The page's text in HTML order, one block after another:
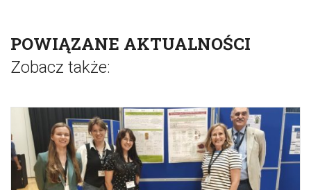
POWIĄZANE AKTUALNOŚCI
Zobacz także: